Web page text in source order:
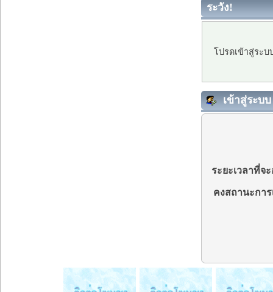
ระวัง!
โปรดเข้าสู่ระ
เข้าสู่ระบบ
ระยะเวลาที่จ
คงสถานะกา